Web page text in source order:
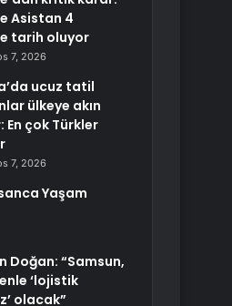
Asistan 4
tarih oluyor
7, 2026
ucuz tatil
ülkeye akın
En çok Türkler
7, 2026
Yaşam
Doğan: “Samsun,
‘lojistik
olacak”